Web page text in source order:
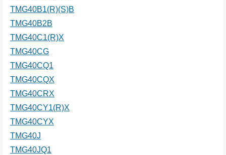
TMG40B1(R)(S)B
TMG40B2B
TMG40C1(R)X
TMG40CG
TMG40CQ1
TMG40CQX
TMG40CRX
TMG40CY1(R)X
TMG40CYX
TMG40J
TMG40JQ1